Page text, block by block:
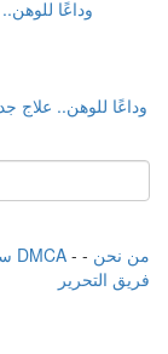
وداعًا للوهن.. علاج
حقوق الملكية الفكرية DMCA - من نحن -
فريق التحرير